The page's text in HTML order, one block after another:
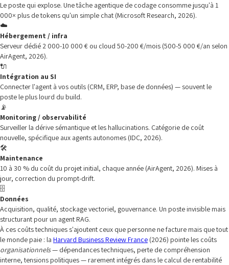
Le poste qui explose. Une tâche agentique de codage consomme jusqu'à 1
000× plus de tokens qu'un simple chat (Microsoft Research, 2026).
☁️
Hébergement / infra
Serveur dédié 2 000-10 000 € ou cloud 50-200 €/mois (500-5 000 €/an selon
AirAgent, 2026).
🔌
Intégration au SI
Connecter l'agent à vos outils (CRM, ERP, base de données) — souvent le
poste le plus lourd du build.
📡
Monitoring / observabilité
Surveiller la dérive sémantique et les hallucinations. Catégorie de coût
nouvelle, spécifique aux agents autonomes (IDC, 2026).
🛠️
Maintenance
10 à 30 % du coût du projet initial, chaque année (AirAgent, 2026). Mises à
jour, correction du prompt-drift.
🗄️
Données
Acquisition, qualité, stockage vectoriel, gouvernance. Un poste invisible mais
structurant pour un agent RAG.
À ces coûts techniques s'ajoutent ceux que personne ne facture mais que tout
le monde paie : la Harvard Business Review France (2026) pointe les coûts
organisationnels— dépendances techniques, perte de compréhension
interne, tensions politiques — rarement intégrés dans le calcul de rentabilité